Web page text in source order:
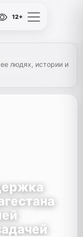
12+
людях, истории и